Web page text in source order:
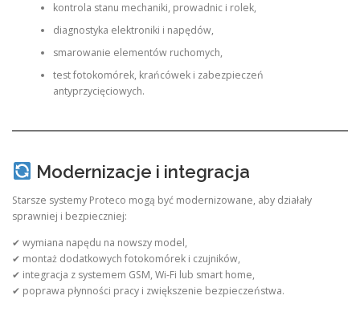
kontrola stanu mechaniki, prowadnic i rolek,
diagnostyka elektroniki i napędów,
smarowanie elementów ruchomych,
test fotokomórek, krańcówek i zabezpieczeń
antyprzycięciowych.
Modernizacje i integracja
Starsze systemy Proteco mogą być modernizowane, aby działały
sprawniej i bezpieczniej:
✔ wymiana napędu na nowszy model,
✔ montaż dodatkowych fotokomórek i czujników,
✔ integracja z systemem GSM, Wi-Fi lub smart home,
✔ poprawa płynności pracy i zwiększenie bezpieczeństwa.